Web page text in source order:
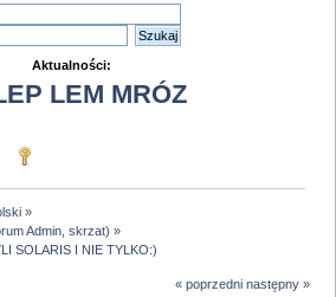
Aktualności:
LEM MRÓZ
»
Admin ,skrzat) »
SOLARIS I NIE TYLKO:)
« poprzedni następny »